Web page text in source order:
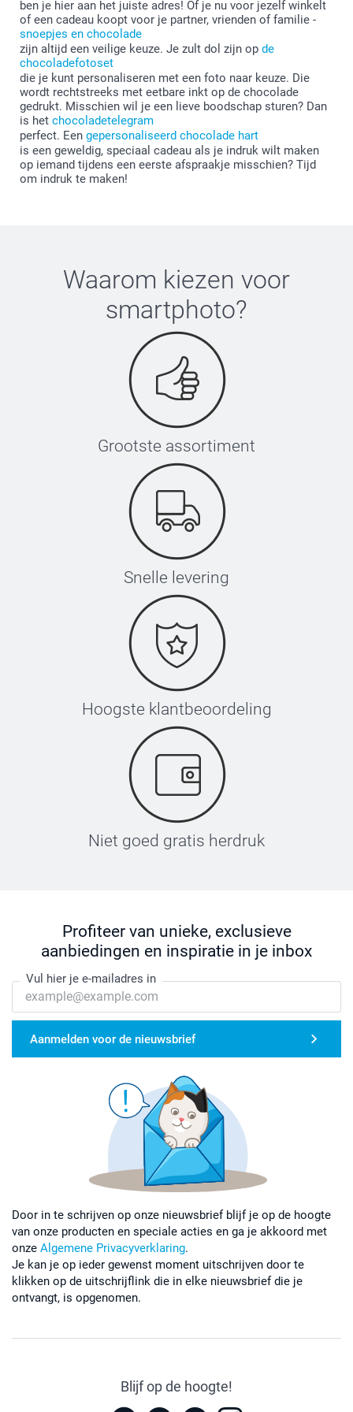
ben je hier aan het juiste adres! Of je nu voor jezelf winkelt
of een cadeau koopt voor je partner, vrienden of familie -
snoepjes en chocolade
zijn altijd een veilige keuze. Je zult dol zijn op de
chocoladefotoset
die je kunt personaliseren met een foto naar keuze. Die
wordt rechtstreeks met eetbare inkt op de chocolade
gedrukt. Misschien wil je een lieve boodschap sturen? Dan
is het chocoladetelegram
perfect. Een gepersonaliseerd chocolade hart
is een geweldig, speciaal cadeau als je indruk wilt maken
op iemand tijdens een eerste afspraakje misschien? Tijd
om indruk te maken!
Waarom kiezen voor
smartphoto?
Grootste assortiment
Snelle levering
Hoogste klantbeoordeling
Niet goed gratis herdruk
Profiteer van unieke, exclusieve
aanbiedingen en inspiratie in je inbox
Vul hier je e-mailadres in
Aanmelden voor de nieuwsbrief
Door in te schrijven op onze nieuwsbrief blijf je op de hoogte
van onze producten en speciale acties en ga je akkoord met
onze Algemene Privacyverklaring.
Je kan je op ieder gewenst moment uitschrijven door te
klikken op de uitschrijflink die in elke nieuwsbrief die je
ontvangt, is opgenomen.
Blijf op de hoogte!